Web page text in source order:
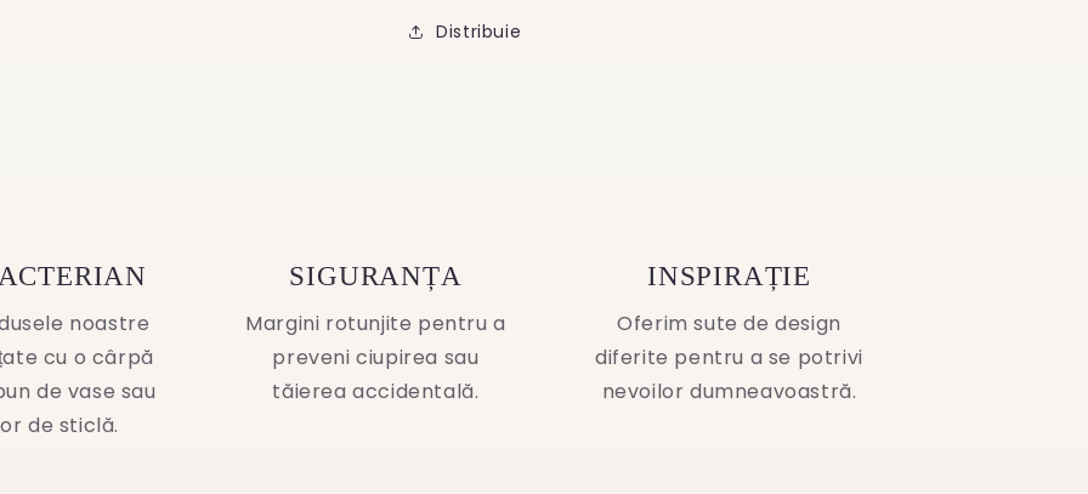
Distribuie
noastre
cu o cârpă
de vase sau
de sticlă.
SIGURANȚA
Margini rotunjite pentru a
preveni ciupirea sau
tăierea accidentală.
INSPIRAȚIE
Oferim sute de design
diferite pentru a se potrivi
nevoilor dumneavoastră.